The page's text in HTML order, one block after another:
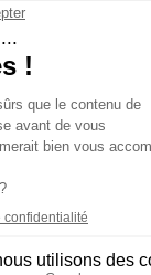
-Mentions légales